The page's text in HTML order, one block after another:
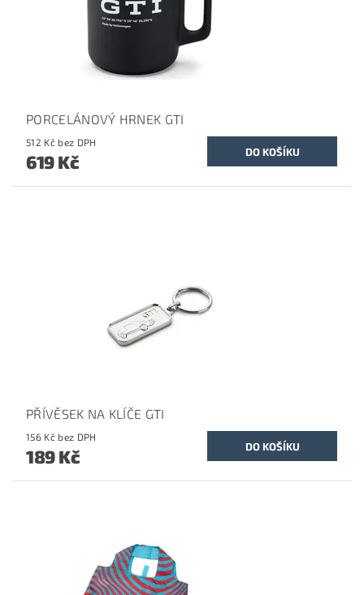
PORCELÁNOVÝ HRNEK GTI
512 Kč bez DPH
619 Kč
PŘÍVĚSEK NA KLÍČE GTI
156 Kč bez DPH
189 Kč